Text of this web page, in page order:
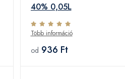
40% 0,05L
Több információ
od 936 Ft